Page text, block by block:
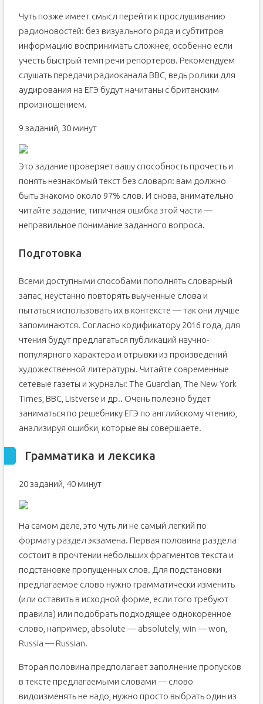
Чуть позже имеет смысл перейти к прослушиванию
радионовостей: без визуального ряда и субтитров
информацию воспринимать сложнее, особенно если
учесть быстрый темп речи репортеров. Рекомендуем
слушать передачи радиоканала BBC, ведь ролики для
аудирования на ЕГЭ будут начитаны с британским
произношением.
9 заданий, 30 минут
Это задание проверяет вашу способность прочесть и
понять незнакомый текст без словаря: вам должно
быть знакомо около 97% слов. И снова, внимательно
читайте задание, типичная ошибка этой части —
неправильное понимание заданного вопроса.
Подготовка
Всеми доступными способами пополнять словарный
запас, неустанно повторять выученные слова и
пытаться использовать их в контексте — так они лучше
запоминаются. Согласно кодификатору 2016 года, для
чтения будут предлагаться публикаций научно-
популярного характера и отрывки из произведений
художественной литературы. Читайте современные
сетевые газеты и журналы: The Guardian, The New York
Times, BBC, Listverse и др.. Очень полезно будет
заниматься по решебнику ЕГЭ по английскому чтению,
анализируя ошибки, которые вы совершаете.
Грамматика и лексика
20 заданий, 40 минут
На самом деле, это чуть ли не самый легкий по
формату раздел экзамена. Первая половина раздела
состоит в прочтении небольших фрагментов текста и
подстановке пропущенных слов. Для подстановки
предлагаемое слово нужно грамматически изменить
(или оставить в исходной форме, если того требуют
правила) или подобрать подходящее однокоренное
слово, например, absolute — absolutely, win — won,
Russia — Russian.
Вторая половина предполагает заполнение пропусков
в тексте предлагаемыми словами — слово
видоизменять не надо, нужно просто выбрать один из